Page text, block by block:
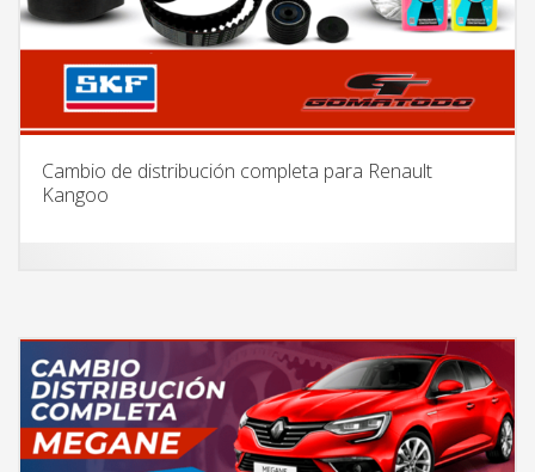
Cambio de distribución completa para Renault
Kangoo